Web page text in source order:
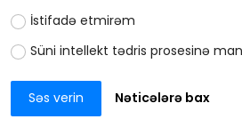
İstifadə etmirəm
Süni intellekt tədris prosesinə
Səs verin Nəticələrə bax